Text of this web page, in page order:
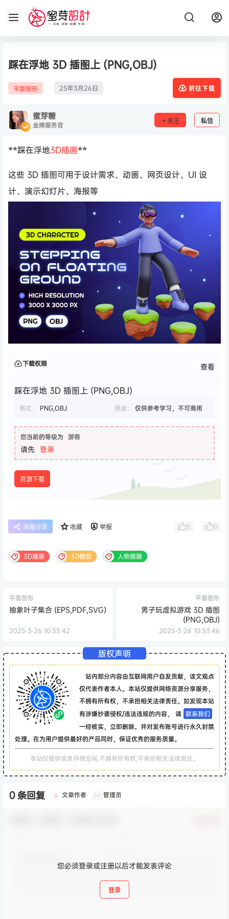
踩在浮地 3D 插图上 (PNG,OBJ)
平面图形 25年3月26日 前往下载
蜜芽糖
金牌服务官 关注 私信
**踩在浮地3D插画**
这些 3D 插图可用于设计需求、动画、网页设计、UI 设
计、演示幻灯片、海报等
下载权限 查看
踩在浮地 3D 插图上 (PNG,OBJ)
格式： PNG,OBJ 用途： 仅供参考学习，不可商用
您当前的等级为 游客
请先 登录
资源下载
海报分享 收藏 举报 0 0
3D插画 3D模型 人物插画
平面图形
抽象叶子集合 (EPS,PDF,SVG)
2025-3-26 10:33:42
平面图形
男子玩虚拟游戏 3D 插图
(PNG,OBJ)
2025-3-26 10:33:46
版权声明
站内部分内容由互联网用户自发贡献，该文观点
仅代表作者本人。本站仅提供网络资源分享服务，
不拥有所有权，不承担相关法律责任。如发现本站
有涉嫌抄袭侵权/违法违规的内容， 请 联系我们
一经核实，立即删除。并对发布账号进行永久封禁
处理。在为用户提供最好的产品同时，保证优秀的服务质量。
本站仅提供信息存储空间,不拥有所有权,不承担相关法律责任。
0 条回复 A 文章作者 M 管理员
您必须登录或注册以后才能发表评论
登录